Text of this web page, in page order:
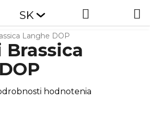
SK
Langhe DOP
hodnotenia